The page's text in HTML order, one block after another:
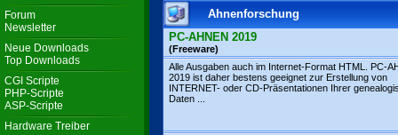
Forum
Newsletter
Neue Downloads
Top Downloads
CGI Scripte
PHP-Scripte
ASP-Scripte
Hardware Treiber
Ahnenforschung
PC-AHNEN 2019
(Freeware)
Alle Ausgaben auch im Internet-Format HTML. PC-
2019 ist daher bestens geeignet zur Erstellung von
INTERNET- oder CD-Präsentationen Ihrer
Daten ...